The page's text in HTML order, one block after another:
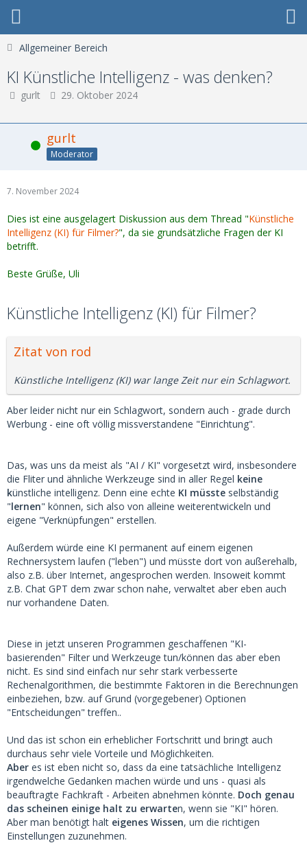
Allgemeiner Bereich
KI Künstliche Intelligenz - was denken?
gurlt 29. Oktober 2024
Online gurlt
Moderator
7. November 2024
Dies ist eine ausgelagert Diskussion aus dem Thread "Künstliche
Intelligenz (KI) für Filmer?", da sie grundsätzliche Fragen der KI
betrifft.
Beste Grüße, Uli
Künstliche Intelligenz (KI) für Filmer?
Zitat von rod
Künstliche Intelligenz (KI) war lange Zeit nur ein Schlagwort.
Aber leider nicht nur ein Schlagwort, sondern auch - grade durch
Werbung - eine oft völlig missverstandene "Einrichtung".
Das, was uns da meist als "AI / KI" vorgesetzt wird, insbesondere
die Fliter und ähnliche Werkzeuge sind in aller Regel keine
künstliche intelligenz. Denn eine echte KI müsste selbständig
"lernen" können, sich also von alleine weiterentwickeln und
eigene "Verknüpfungen" erstellen.
Außerdem würde eine KI permanent auf einem eigenen
Rechnersystem laufen ("leben") und müsste dort von außerehalb,
also z.B. über Internet, angesprochen werden. Insoweit kommt
z.B. Chat GPT dem zwar schon nahe, verwaltet aber eben auch
nur vorhandene Daten.
Diese in jetzt unseren Programmen geschaffenen "KI-
basierenden" Filter und Werkzeuge tun/können das aber eben
nicht. Es sind sind einfach nur sehr stark verbesserte
Rechenalgorithmen, die bestimmte Faktoren in die Berechnungen
einbeziehen, bzw. auf Grund (vorgegebener) Optionen
"Entscheidungen" treffen..
Und das ist schon ein erheblicher Fortschritt und bringt auch
durchaus sehr viele Vorteile und Möglichkeiten.
Aber es ist eben nicht so, dass da eine tatsächliche Intelligenz
irgendwelche Gedanken machen würde und uns - quasi als
beauftragte Fachkraft - Arbeiten abnehmen könnte. Doch genau
das scheinen einige halt zu erwarten, wenn sie "KI" hören.
Aber man benötigt halt eigenes Wissen, um die richtigen
Einstellungen zuzunehmen.